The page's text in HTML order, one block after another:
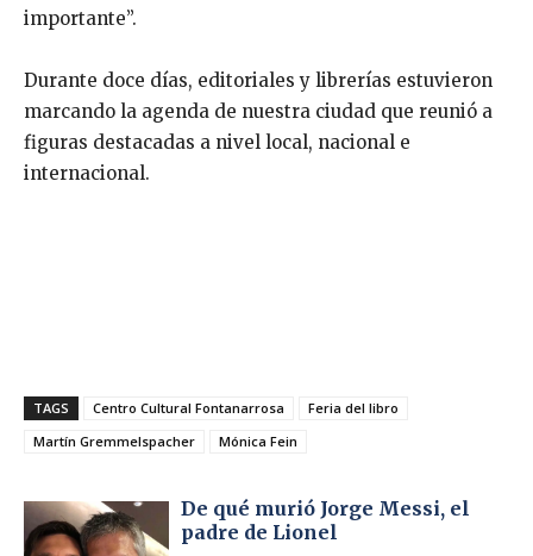
importante”.
Durante doce días, editoriales y librerías estuvieron
marcando la agenda de nuestra ciudad que reunió a
figuras destacadas a nivel local, nacional e
internacional.
TAGS Centro Cultural Fontanarrosa
Feria del libro
Martín Gremmelspacher
Mónica Fein
De qué murió Jorge Messi, el
padre de Lionel